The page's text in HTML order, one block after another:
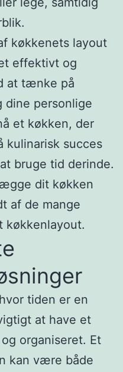
køkkenets layout
effektivt og
at tænke på
dine personlige
et køkken, der
kulinarisk succes
bruge tid derinde.
dit køkken
af de mange
køkkenlayout.
tiden er en
at have et
organiseret. Et
kan være både